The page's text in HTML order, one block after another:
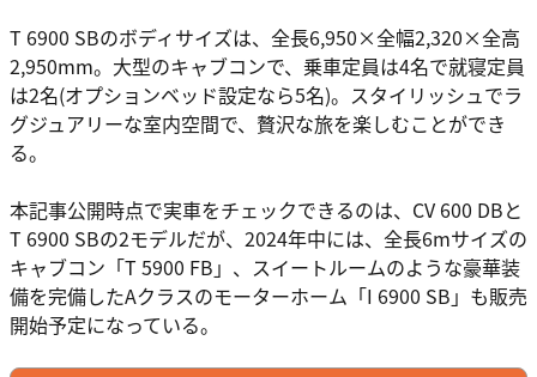
T 6900 SBのボディサイズは、全長6,950×全幅2,320×全高
2,950mm。大型のキャブコンで、乗車定員は4名で就寝定員
は2名(オプションベッド設定なら5名)。スタイリッシュでラ
グジュアリーな室内空間で、贅沢な旅を楽しむことができ
る。
本記事公開時点で実車をチェックできるのは、CV 600 DBと
T 6900 SBの2モデルだが、2024年中には、全長6mサイズの
キャブコン「T 5900 FB」、スイートルームのような豪華装
備を完備したAクラスのモーターホーム「I 6900 SB」も販売
開始予定になっている。